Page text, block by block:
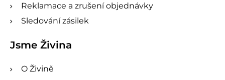
Reklamace a zrušení objednávky
Sledování zásilek
Jsme Živina
O Živině